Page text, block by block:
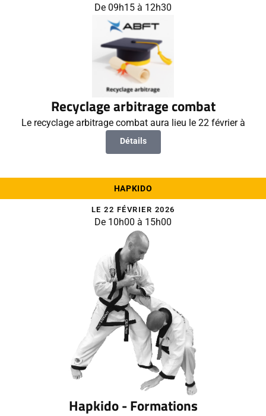
De 09h15 à 12h30
Recyclage arbitrage combat
Le recyclage arbitrage combat aura lieu le 22 février à
Détails
HAPKIDO
LE 22 FÉVRIER 2026
De 10h00 à 15h00
Hapkido - Formations